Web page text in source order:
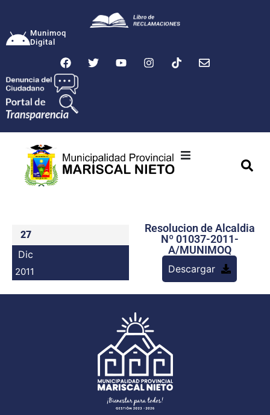
Munimoq
Digital
Transparencia
Seguridad
Programas
27
Dic
2011
Resolucion de Alcaldia
Nº 01037-2011-
A/MUNIMOQ
Descargar